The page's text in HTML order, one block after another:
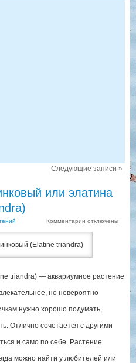
Следующие записи»
или элатина
Комментарииотключены
triandra) — аквариумное растение
но невероятно
нужно хорошо подумать,
Отлично сочетается с другими
и само по себе. Растение
можно найти у любителей или